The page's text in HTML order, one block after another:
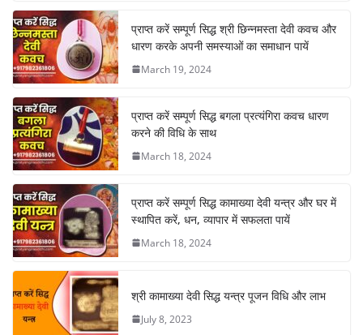
प्राप्त करें सम्पूर्ण सिद्ध श्री छिन्नमस्ता देवी कवच और
धारण करके अपनी समस्याओं का समाधान पायें
March 19, 2024
प्राप्त करें सम्पूर्ण सिद्ध बगला प्रत्यंगिरा कवच धारण
करने की विधि के साथ
March 18, 2024
प्राप्त करें सम्पूर्ण सिद्ध कामाख्या देवी यन्त्र और घर में
स्थापित करें, धन, व्यापार में सफलता पायें
March 18, 2024
श्री कामाख्या देवी सिद्ध यन्त्र पूजन विधि और लाभ
July 8, 2023